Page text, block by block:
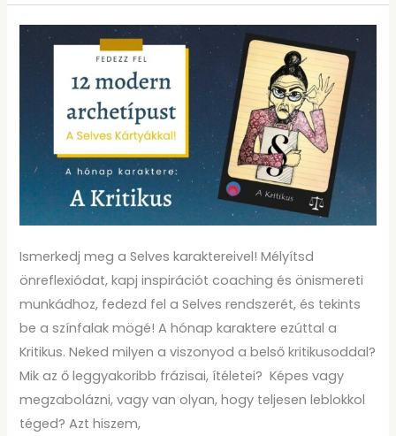
Ismerkedj meg a Selves karaktereivel! Mélyítsd
önreflexiódat, kapj inspirációt coaching és önismereti
munkádhoz, fedezd fel a Selves rendszerét, és tekints
be a színfalak mögé! A hónap karaktere ezúttal a
Kritikus. Neked milyen a viszonyod a belső kritikusoddal?
Mik az ő leggyakoribb frázisai, ítéletei? Képes vagy
megzabolázni, vagy van olyan, hogy teljesen leblokkol
téged? Azt hiszem,
Ismerd
meg
karaktereit!
3.
A